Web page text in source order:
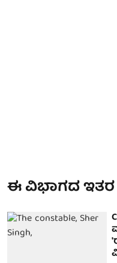
ಈ ವಿಭಾಗದ ಇತರ